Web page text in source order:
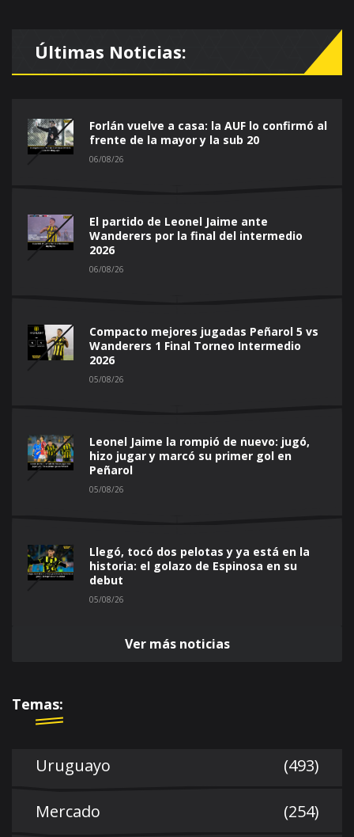
Últimas Noticias:
Forlán vuelve a casa: la AUF lo confirmó al
frente de la mayor y la sub 20
06/08/26
El partido de Leonel Jaime ante
Wanderers por la final del intermedio
2026
06/08/26
Compacto mejores jugadas Peñarol 5 vs
Wanderers 1 Final Torneo Intermedio
2026
05/08/26
Leonel Jaime la rompió de nuevo: jugó,
hizo jugar y marcó su primer gol en
Peñarol
05/08/26
Llegó, tocó dos pelotas y ya está en la
historia: el golazo de Espinosa en su
debut
05/08/26
Ver más noticias
Temas:
Uruguayo (493)
Mercado (254)